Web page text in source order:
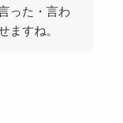
った・言わ
ますね。